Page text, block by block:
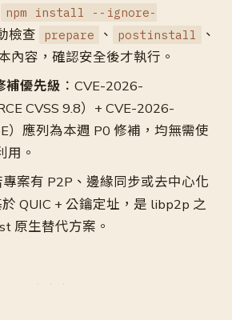
npm install --ignore-
檢查 prepare 、 postinstall 、
內容，確認安全後才執行。
補優先級 ：CVE-2026-
CVSS 9.8）+ CVE-2026-
）應列為本週 P0 修補，均無需使
用。
專案有 P2P、邊緣同步或去中心化
QUIC + 公鑰定址，是 libp2p 之
原生替代方案。